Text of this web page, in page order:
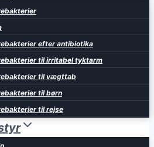
efter antibiotika
til irritabel tyktarm
til vægttab
til børn
til rejse